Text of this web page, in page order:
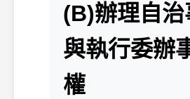
(B)辦理自治
與執行委辦
權